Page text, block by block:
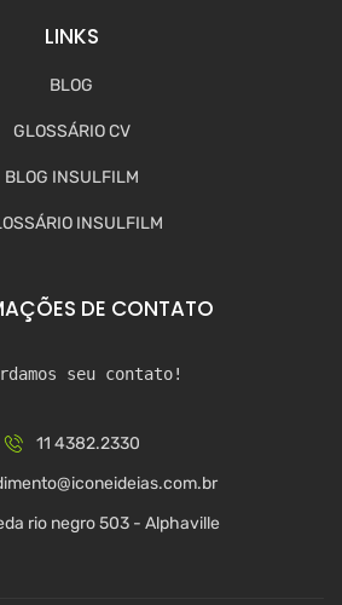
LINKS
BLOG
GLOSSÁRIO CV
BLOG INSULFILM
INSULFILM
DE CONTATO
seu contato!
11 4382.2330
rio negro 503 - Alphaville